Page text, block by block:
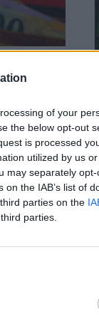
of your
the below opt-out
is processed
utilized by us
may separately
the IAB’s list of
parties on the
parties.
hitelt az